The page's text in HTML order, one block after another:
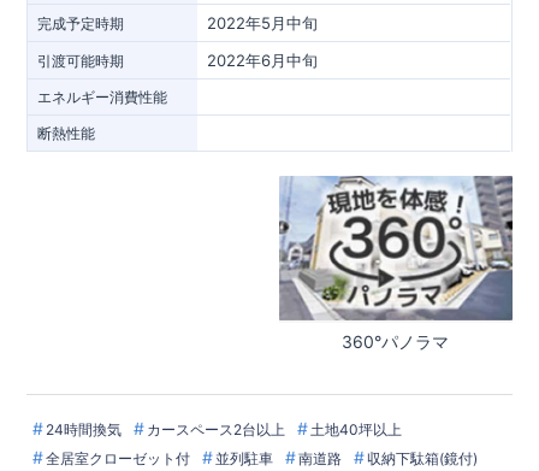
完成予定時期 2022年5月中旬
引渡可能時期 2022年6月中旬
エネルギー消費性能
断熱性能
24時間換気 カースペース2台以上
土地40坪以上
全居室クローゼット付
並列駐車 南道路
収納下駄箱(鏡付)
360°パノラマ